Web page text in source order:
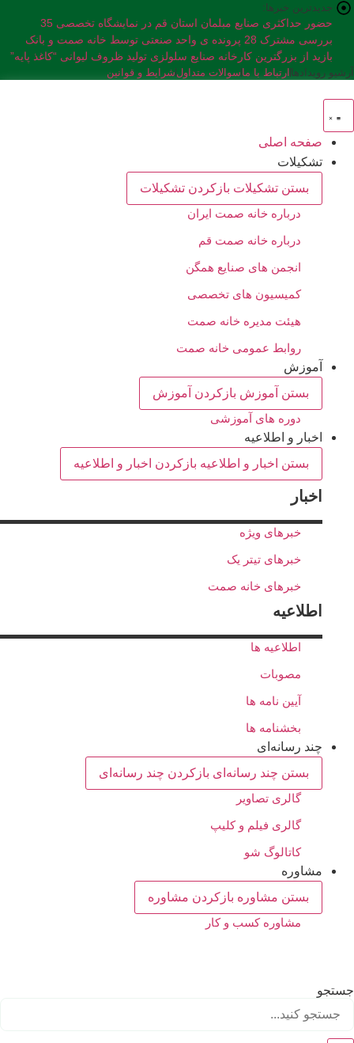
پرش
محتوا
جدیدترین خبرها:
حضور حداکثری صنایع مبلمان استان قم در نمایشگاه تخصصی 35
نمایشگاه صنعت مبلمان کشوربررسی مشترک 28 پرونده ی واحد صنعتی توسط خانه صمت و بانک
صنعت و معدن استان
بازید از بزرگترین کارخانه صنایع سلولزی تولید ظروف لیوانی “کاغذ پایه”
آرشیو رویدادها ارتباط با ما سوالات متداول شرایط و قوانین
صفحه اصلی
تشکیلات
بستن تشکیلات بازکردن تشکیلات
درباره خانه صمت ایران
درباره خانه صمت قم
انجمن های صنایع همگن
کمیسیون های تخصصی
هیئت مدیره خانه صمت
روابط عمومی خانه صمت
آموزش
بستن آموزش بازکردن آموزش
دوره های آموزشی
اخبار و اطلاعیه
بستن اخبار و اطلاعیه بازکردن اخبار و اطلاعیه
اخبار
خبرهای ویژه
خبرهای تیتر یک
خبرهای خانه صمت
اطلاعیه
اطلاعیه ها
مصوبات
آیین نامه ها
بخشنامه ها
چند رسانه‌ای
بستن چند رسانه‌ای بازکردن چند رسانه‌ای
گالری تصاویر
گالری فیلم و کلیپ
کاتالوگ شو
مشاوره
بستن مشاوره بازکردن مشاوره
مشاوره کسب و کار
جستجو